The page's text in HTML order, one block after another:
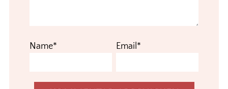
Name* Email*